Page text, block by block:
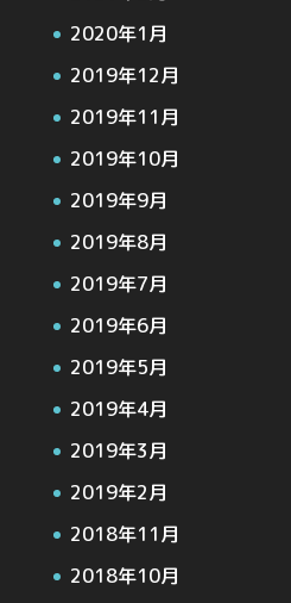
2020年1月
2019年12月
2019年11月
2019年10月
2019年9月
2019年8月
2019年7月
2019年6月
2019年5月
2019年4月
2019年3月
2019年2月
2018年11月
2018年10月